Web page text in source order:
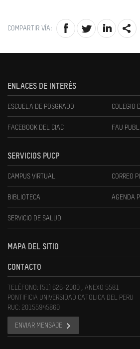
COMPARTIR VÍA:
ENLACES DE INTERÉS
ESCUELA DE POSGRADO COLEGIO
FACEBOOK DEL CIAC FAU
SERVICIOS PUCP
CAMPUS VIRTUAL CORREO
BIBLIOTECA AGENDA
SERVICIO DE SALUD
MAPA DEL SITIO
CONTACTO
TELÉFONO: (51) 626-2000 , ANEXO 5581
PONTIFICIA UNIVERSIDAD CATOLICA DEL PERU
RUC: 20155945860
ENVIAR MENSAJE